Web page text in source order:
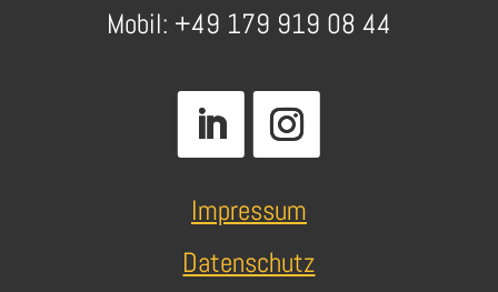
Mobil: +49 179 919 08 44
Impressum
Datenschutz